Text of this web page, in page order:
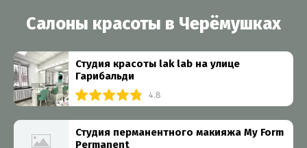
Салоны красоты в Черёмушках
Студия красоты lak lab на улице
Гарибальди
4.8
Студия перманентного макияжа My Form
Permanent